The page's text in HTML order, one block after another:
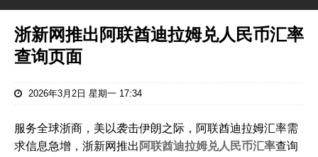
浙新网推出阿联酋迪拉姆兑人民币汇率
查询页面
2026年3月2日 星期一 17:34
服务全球浙商，美以袭击伊朗之际，阿联酋迪拉姆汇率需
求信息急增，浙新网推出 阿联酋迪拉姆兑人民币汇率查询